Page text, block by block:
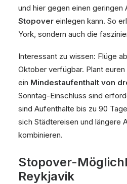
und hier gegen einen geringen
Stopover einlegen kann. So
York, sondern auch die
Interessant zu wissen: Flüge
Oktober verfügbar. Plant
ein Mindestaufenthalt von
Sonntag-Einschluss sind
sind Aufenthalte bis zu 90
sich Städtereisen und längere
kombinieren.
Stopover-
Reykjavik